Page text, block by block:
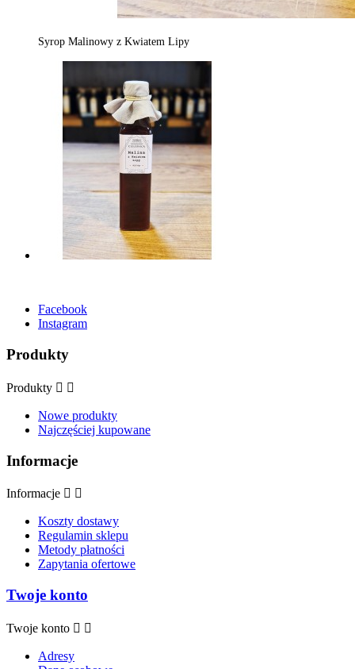
Syrop Malinowy z Kwiatem Lipy
Facebook
Instagram
Produkty
Produkty  
Nowe produkty
Najczęściej kupowane
Informacje
Informacje  
Koszty dostawy
Regulamin sklepu
Metody płatności
Zapytania ofertowe
Twoje konto
Twoje konto  
Adresy